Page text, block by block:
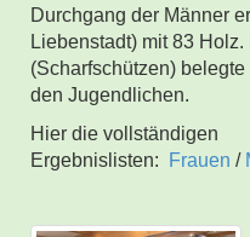
Durchgang der Männer
Liebenstadt) mit 83
(Scharfschützen)
den Jugendlichen.
Hier die vollständigen
Ergebnislisten:
Frauen /